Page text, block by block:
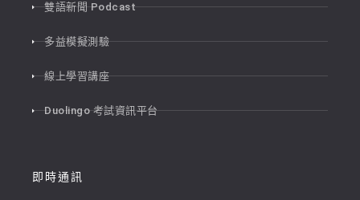
雙語新聞 Podcast
多益模擬測驗
線上學習講座
Duolingo 考試資訊平台
即時通訊